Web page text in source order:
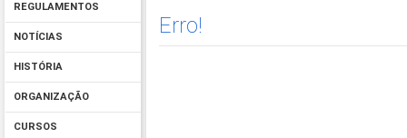
REGULAMENTOS
NOTÍCIAS
HISTÓRIA
ORGANIZAÇÃO
CURSOS
Erro!